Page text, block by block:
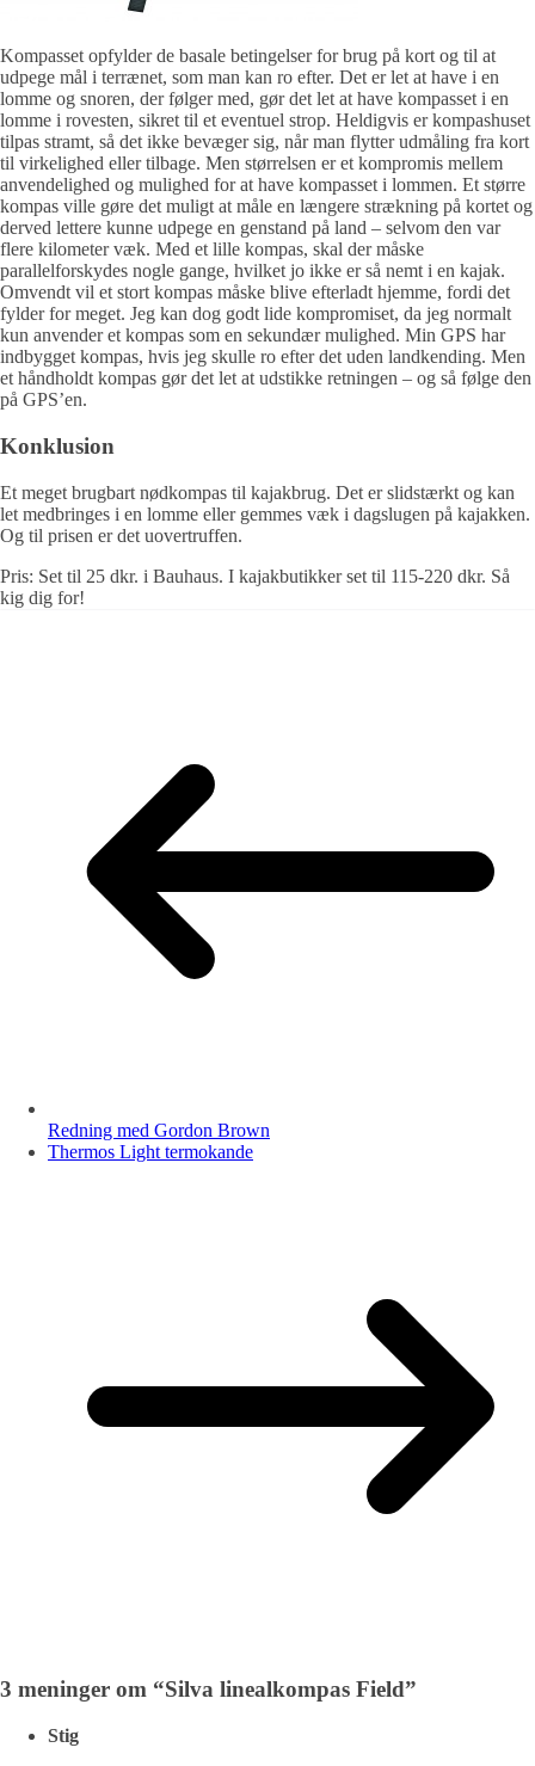
Kompasset opfylder de basale betingelser for brug på kort og til at
udpege mål i terrænet, som man kan ro efter. Det er let at have i en
lomme og snoren, der følger med, gør det let at have kompasset i en
lomme i rovesten, sikret til et eventuel strop. Heldigvis er kompashuset
tilpas stramt, så det ikke bevæger sig, når man flytter udmåling fra kort
til virkelighed eller tilbage. Men størrelsen er et kompromis mellem
anvendelighed og mulighed for at have kompasset i lommen. Et større
kompas ville gøre det muligt at måle en længere strækning på kortet og
derved lettere kunne udpege en genstand på land – selvom den var
flere kilometer væk. Med et lille kompas, skal der måske
parallelforskydes nogle gange, hvilket jo ikke er så nemt i en kajak.
Omvendt vil et stort kompas måske blive efterladt hjemme, fordi det
fylder for meget. Jeg kan dog godt lide kompromiset, da jeg normalt
kun anvender et kompas som en sekundær mulighed. Min GPS har
indbygget kompas, hvis jeg skulle ro efter det uden landkending. Men
et håndholdt kompas gør det let at udstikke retningen – og så følge den
på GPS’en.
Konklusion
Et meget brugbart nødkompas til kajakbrug. Det er slidstærkt og kan
let medbringes i en lomme eller gemmes væk i dagslugen på kajakken.
Og til prisen er det uovertruffen.
Pris: Set til 25 dkr. i Bauhaus. I kajakbutikker set til 115-220 dkr. Så
kig dig for!
Redning med Gordon Brown
Thermos Light termokande
3 meninger om “Silva linealkompas Field”
Stig